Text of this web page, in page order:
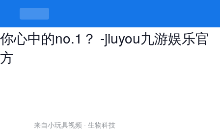
济宁女孩最多的三个城市，哪凯才是
你心中的no.1？ -jiuyou九游娱乐官
方
来自小玩具视频 · 生物科技